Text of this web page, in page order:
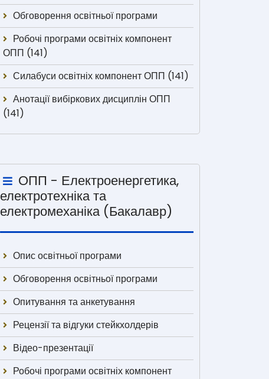
Обговорення освітньої програми
Робочі програми освітніх компонент
ОПП (141)
Силабуси освітніх компонент ОПП (141)
Анотації вибіркових дисциплін ОПП
(141)
ОПП - Електроенергетика,
електротехніка та
електромеханіка (Бакалавр)
Опис освітньої програми
Обговорення освітньої програми
Опитування та анкетування
Рецензії та відгуки стейкхолдерів
Відео-презентації
Робочі програми освітніх компонент